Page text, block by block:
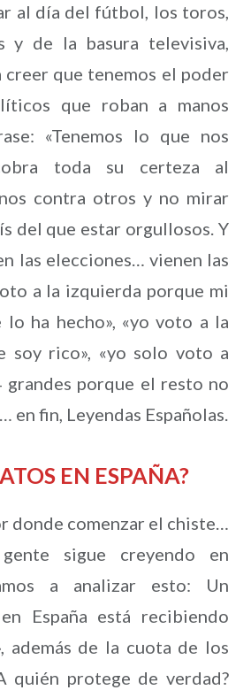
al día del fútbol, los toros,
y de la basura televisiva,
creer que tenemos el poder
que roban a manos
«Tenemos lo que nos
toda su certeza al
contra otros y no mirar
del que estar orgullosos. Y
las elecciones… vienen las
a la izquierda porque mi
lo ha hecho», «yo voto a la
soy rico», «yo solo voto a
grandes porque el resto no
en fin, Leyendas Españolas.
EN ESPAÑA?
donde comenzar el chiste…
sigue creyendo en
a analizar esto: Un
España está recibiendo
además de la cuota de los
quién protege de verdad?